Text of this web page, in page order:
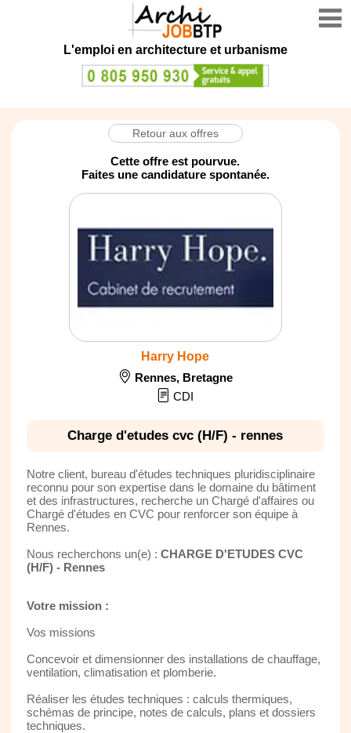
L'emploi en architecture et urbanisme
Retour aux offres
Cette offre est pourvue.
Faites une candidature spontanée.
Harry Hope
Rennes, Bretagne
CDI
Charge d'etudes cvc (H/F) - rennes
Notre client, bureau d'études techniques pluridisciplinaire
reconnu pour son expertise dans le domaine du bâtiment
et des infrastructures, recherche un Chargé d'affaires ou
Chargé d'études en CVC pour renforcer son équipe à
Rennes.
Nous recherchons un(e) : CHARGE D'ETUDES CVC
(H/F) - Rennes
Votre mission :
Vos missions
Concevoir et dimensionner des installations de chauffage,
ventilation, climatisation et plomberie.
Réaliser les études techniques : calculs thermiques,
schémas de principe, notes de calculs, plans et dossiers
techniques.